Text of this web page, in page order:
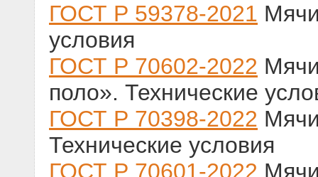
ГОСТ Р 59378-2021
условия
ГОСТ Р 70602-2022
поло». Технические
ГОСТ Р 70398-2022
Технические условия
ГОСТ Р 70601-2022